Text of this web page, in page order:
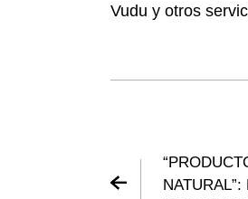
Vudu y otros